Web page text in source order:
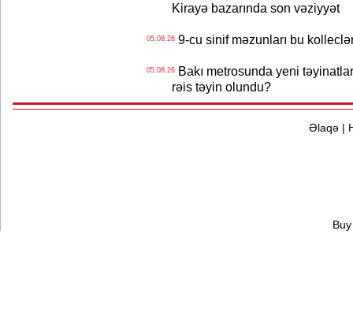
Kirayə bazarında son vəziyyət
05.08.269-cu sinif məzunları bu
05.08.26Bakı metrosunda yeni
rəis təyin olundu?
Əlaqə|